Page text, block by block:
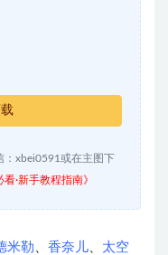
：xbei0591或在主图下
看·新手教程指南》
米勒 香奈儿
太空